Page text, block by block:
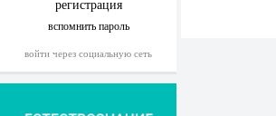
регистрация
вспомнить пароль
войти через социальную сеть